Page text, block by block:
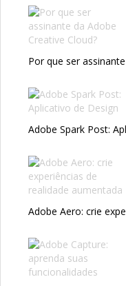
Por que ser
Adobe Spark Post:
Adobe Aero: crie